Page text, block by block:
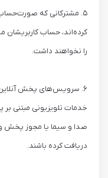
۵. مشترکانی که
کرده‌اند، حساب
را نخواهند داشت.
۶. سرویس‌های پخش آنلاین
خدمات تلویزیونی مبتنی بر
صدا و سیما یا مجوز پخش
دریافت کرده باشند.